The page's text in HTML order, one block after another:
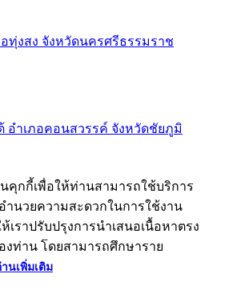
ทุ่งสง จังหวัดนครศรีธรรมราช
ำเภอคอนสวรรค์ จังหวัดชัยภูมิ
คุกกี้เพื่อให้ท่านสามารถใช้บริการ
ำนวยความสะดวกในการใช้งาน
เราปรับปรุงการนำเสนอเนื้อหาตรง
งท่าน โดยสามารถศึกษาราย
านเพิ่มเติม